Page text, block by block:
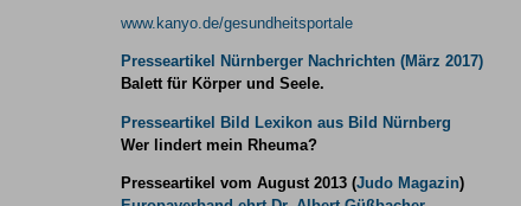
www.kanyo.de/gesundheitsportale
Presseartikel Nürnberger Nachrichten (März 2017)
Balett für Körper und Seele.
Presseartikel Bild Lexikon aus Bild Nürnberg
Wer lindert mein Rheuma?
Presseartikel vom August 2013 (Judo Magazin)